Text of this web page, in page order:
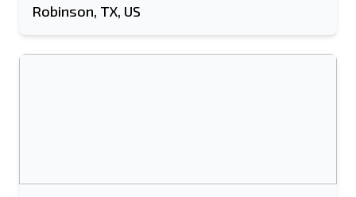
Robinson, TX, US